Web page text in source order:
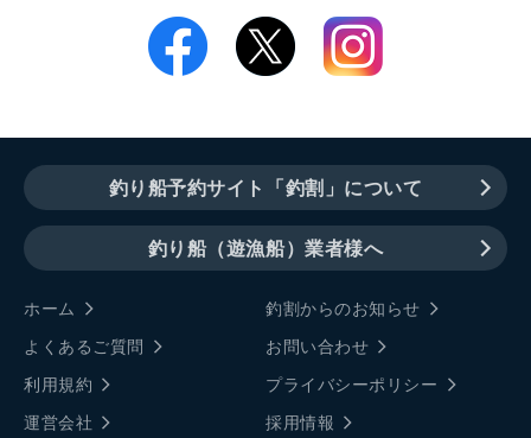
釣り船予約サイト「釣割」について
釣り船（遊漁船）業者様へ
ホーム
釣割からのお知らせ
よくあるご質問
お問い合わせ
利用規約
プライバシーポリシー
運営会社
採用情報